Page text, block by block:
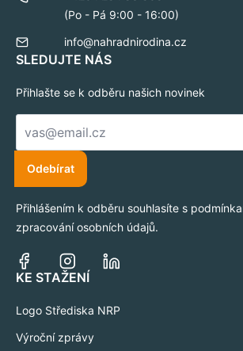
(Po - Pá 9:00 - 16:00)
info@nahradnirodina.cz
SLEDUJTE NÁS
Přihlašte se k odběru našich novinek
E-
mail
Odebírat
Přihlášením k odběru souhlasíte s
zpracování osobních údajů.
KE STAŽENÍ
Logo Střediska NRP
Výroční zprávy